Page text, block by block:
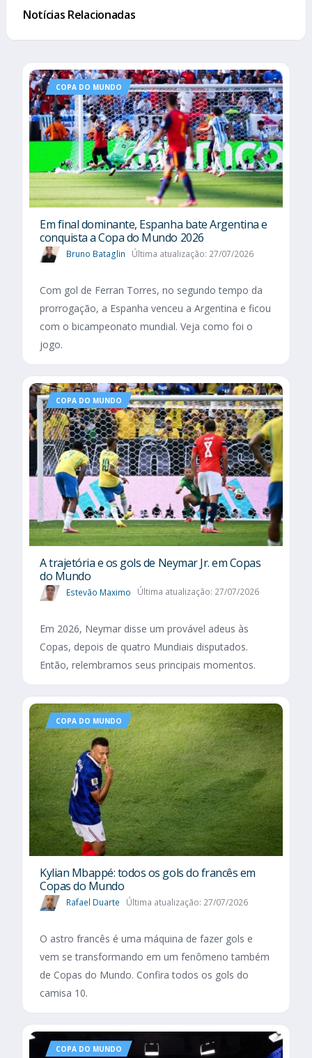
Notícias Relacionadas
COPA DO MUNDO
Em final dominante, Espanha bate Argentina e
conquista a Copa do Mundo 2026
Bruno Bataglin Última atualização: 27/07/2026
Com gol de Ferran Torres, no segundo tempo da
prorrogação, a Espanha venceu a Argentina e ficou
com o bicampeonato mundial. Veja como foi o
jogo.
COPA DO MUNDO
A trajetória e os gols de Neymar Jr. em Copas
do Mundo
Estevão Maximo Última atualização: 27/07/2026
Em 2026, Neymar disse um provável adeus às
Copas, depois de quatro Mundiais disputados.
Então, relembramos seus principais momentos.
COPA DO MUNDO
Kylian Mbappé: todos os gols do francês em
Copas do Mundo
Rafael Duarte Última atualização: 27/07/2026
O astro francês é uma máquina de fazer gols e
vem se transformando em um fenômeno também
de Copas do Mundo. Confira todos os gols do
camisa 10.
COPA DO MUNDO